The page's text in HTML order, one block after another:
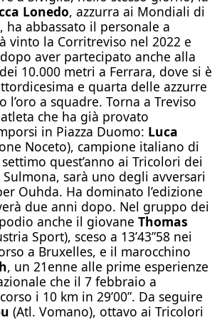
Lonedo, azzurra ai Mondiali di
ha abbassato il personale a
vinto la Corritreviso nel 2022 e
aver partecipato anche alla
10.000 metri a Ferrara, dove si è
e quarta delle azzurre
l’oro a squadre. Torna a Treviso
che ha già provato
in Piazza Duomo: Luca
Noceto), campione italiano di
quest’anno ai Tricolori dei
sarà uno degli avversari
Ouhda. Ha dominato l’edizione
due anni dopo. Nel gruppo dei
anche il giovane Thomas
Sport), sceso a 13’43”58 nei
a Bruxelles, e il marocchino
, un 21enne alle prime esperienze
che il 7 febbraio a
i 10 km in 29’00”. Da seguire
(Atl. Vomano), ottavo ai Tricolori